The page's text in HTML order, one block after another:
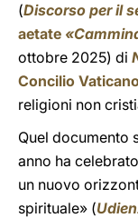
(Discorso per il
aetate
ottobre 2025) di
Concilio
religioni non
Quel documento
anno ha
un nuovo
spirituale» (